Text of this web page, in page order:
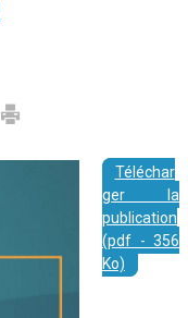
Téléchar
ger la
publication
(pdf - 356
Ko)